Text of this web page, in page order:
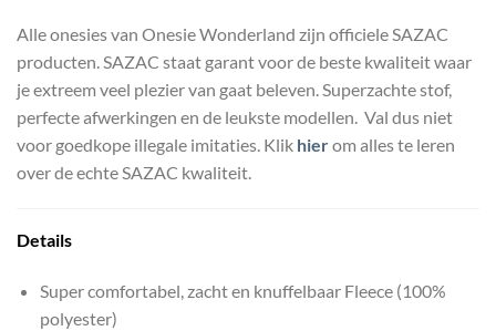
Alle onesies van Onesie Wonderland zijn officiele SAZAC
producten. SAZAC staat garant voor de beste kwaliteit waar
je extreem veel plezier van gaat beleven. Superzachte stof,
perfecte afwerkingen en de leukste modellen. Val dus niet
voor goedkope illegale imitaties. Klik hierom alles te leren
over de echte SAZAC kwaliteit.
Details
Super comfortabel, zacht en knuffelbaar Fleece (100%
polyester)